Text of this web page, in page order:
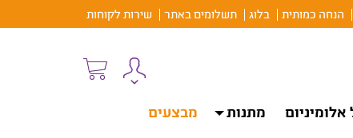
הנחה כמותית בלוג תשלומים באתר שירות לקוחות
מתנות
מבצעים